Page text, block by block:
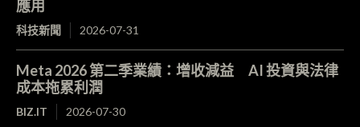
應用
科技新聞 2026-07-31
Meta 2026 第二季業績：增收減益 AI 投資與法律
成本拖累利潤
BIZ.IT 2026-07-30